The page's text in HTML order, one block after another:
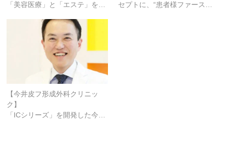
「美容医療」と「エステ」を…
セプトに、“患者様ファース…
【今井皮フ形成外科クリニッ
ク】
「ICシリーズ」を開発した今…